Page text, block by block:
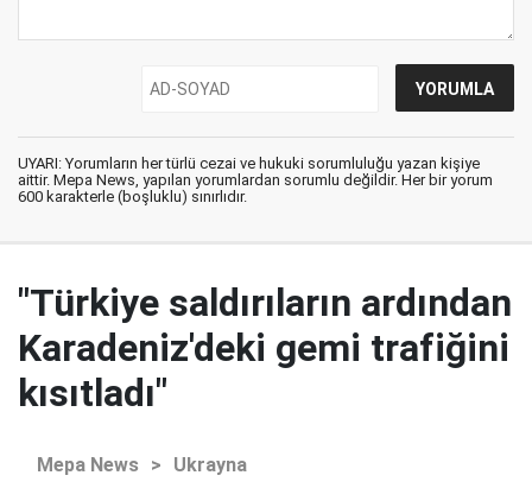
UYARI: Yorumların her türlü cezai ve hukuki sorumluluğu yazan kişiye
aittir. Mepa News, yapılan yorumlardan sorumlu değildir. Her bir yorum
600 karakterle (boşluklu) sınırlıdır.
"Türkiye saldırıların ardından
Karadeniz'deki gemi trafiğini
kısıtladı"
Mepa News > Ukrayna